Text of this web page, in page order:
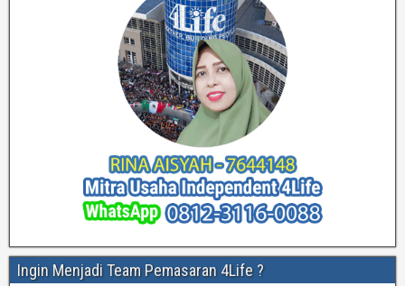
Ingin Menjadi Team Pemasaran 4Life ?